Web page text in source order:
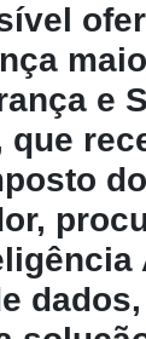
e
que